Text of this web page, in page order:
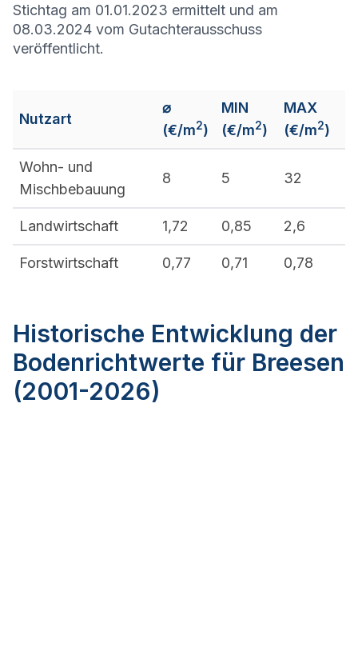
Stichtag am 01.01.2023 ermittelt und am
08.03.2024 vom Gutachterausschuss
veröffentlicht.
Nutzart
⌀
(€/m2)
MIN
(€/m2)
MAX
(€/m2)
Wohn- und
Mischbebauung
8 5 32
Landwirtschaft 1,72 0,85 2,6
Forstwirtschaft 0,77 0,71 0,78
Historische Entwicklung der
Bodenrichtwerte für Breesen
(2001-2026)